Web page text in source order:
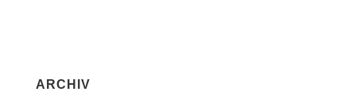
ARCHIV